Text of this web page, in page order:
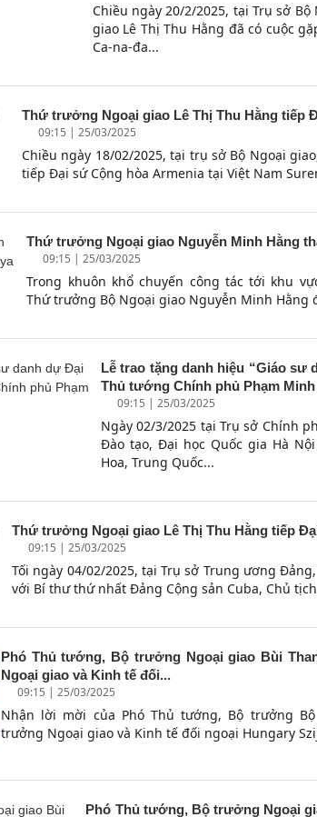
Chiều ngày 20/2/2025, tại Trụ sở
giao Lê Thị Thu Hằng đã có cuộc
Ca-na-đa...
Thứ trưởng Ngoại giao Lê Thị Thu Hằng tiếp
09:15 | 25/03/2025
Chiều ngày 18/02/2025, tại trụ sở Bộ Ngoại
tiếp Đại sứ Cộng hòa Armenia tại Việt Nam
Thứ trưởng Ngoại giao Nguyễn Minh Hằng
09:15 | 25/03/2025
Trong khuôn khổ chuyến công tác tới khu
Thứ trưởng Bộ Ngoại giao Nguyễn Minh Hằng
Lễ trao tặng danh hiệu “Giáo sư
Thủ tướng Chính phủ Phạm
09:15 | 25/03/2025
Ngày 02/3/2025 tại Trụ sở Chính
Đào tạo, Đại học Quốc gia Hà
Hoa, Trung Quốc...
Thứ trưởng Ngoại giao Lê Thị Thu Hằng tiếp
09:15 | 25/03/2025
Tối ngày 04/02/2025, tại Trụ sở Trung ương
với Bí thư thứ nhất Đảng Cộng sản Cuba, Chủ
Phó Thủ tướng, Bộ trưởng Ngoại giao Bùi
Ngoại giao và Kinh tế đối...
09:15 | 25/03/2025
Nhận lời mời của Phó Thủ tướng, Bộ trưởng
trưởng Ngoại giao và Kinh tế đối ngoại Hungary
Phó Thủ tướng, Bộ trưởng Ngoại